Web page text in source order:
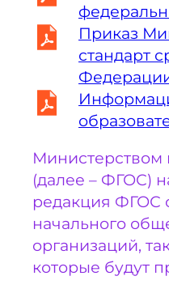
Приказ
стандарт
Федерации
Министерством
(далее – ФГОС)
редакция ФГОС
начального
организаций,
которые будут